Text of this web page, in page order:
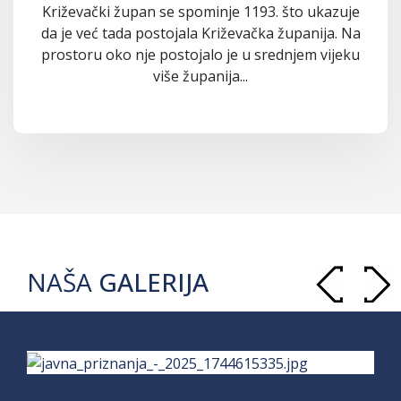
Križevački župan se spominje 1193. što ukazuje
da je već tada postojala Križevačka županija. Na
prostoru oko nje postojalo je u srednjem vijeku
više županija...
NAŠA GALERIJA